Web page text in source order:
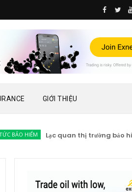
GIỚI THIỆU
Lạc quan thị trường bảo hiểm